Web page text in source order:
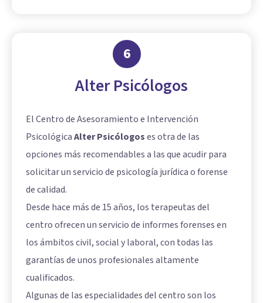
6
Alter Psicólogos
El Centro de Asesoramiento e Intervención
PsicológicaAlter Psicólogoses otra de las
opciones más recomendables a las que acudir para
solicitar un servicio de psicología jurídica o forense
de calidad.
Desde hace más de 15 años, los terapeutas del
centro ofrecen un servicio de informes forenses en
los ámbitos civil, social y laboral, con todas las
garantías de unos profesionales altamente
cualificados.
Algunas de las especialidades del centro son los